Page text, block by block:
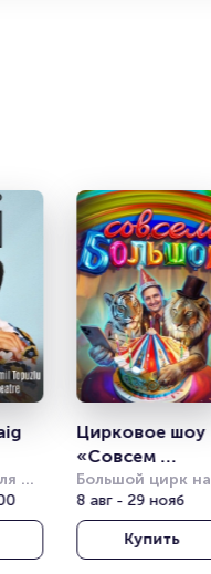
Air
Цирковое шоу
«Совсем
большой»
Большой цирк на
проспекте
Вернадского
8 авг - 29 нояб
Купить